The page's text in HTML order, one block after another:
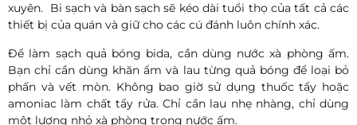
xuyên. Bi sạch và bàn sạch sẽ kéo dài tuổi thọ của tất cả các
thiết bị của quán và giữ cho các cú đánh luôn chính xác.
Để làm sạch quả bóng bida, cần dùng nước xà phòng ấm.
Bạn chỉ cần dùng khăn ẩm và lau từng quả bóng để loại bỏ
phấn và vết mòn. Không bao giờ sử dụng thuốc tẩy hoặc
amoniac làm chất tẩy rửa. Chỉ cần lau nhẹ nhàng, chỉ dùng
một lượng nhỏ xà phòng trong nước ấm.